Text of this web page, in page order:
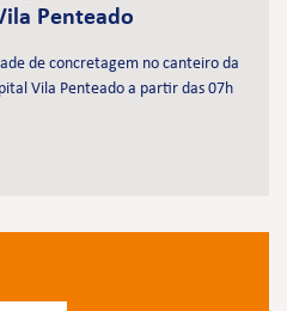
Penteado
de concretagem no canteiro da
Vila Penteado a partir das 07h